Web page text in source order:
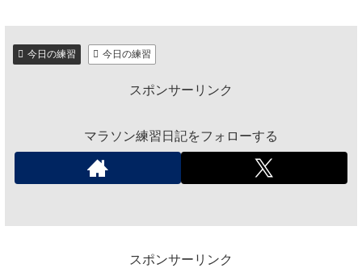
今日の練習 今日の練習
スポンサーリンク
マラソン練習日記をフォローする
スポンサーリンク